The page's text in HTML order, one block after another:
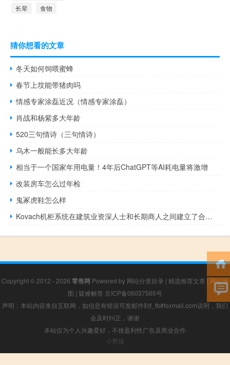
长辈 食物
猜你想看的文章
冬天如何饲喂蜜蜂
春节上坟能带猪肉吗
情感专家涂磊近况（情感专家涂磊）
肖战和杨紫多大年龄
520三句情诗（三句情诗）
乌木一般能长多大年龄
相当于一个国家年用电量！4年后ChatGPT等AI耗电量将激增
改装房车怎么过年检
鬼冢虎鞋怎么样
Kovach机柜系统在建筑业资深人士和长期商人之间建立了合作关系
Copyright © 2012 - 2026 零售网 Powered by 网站分类目录 | 精选推荐文章 | 网站地
图 | 疑难解答 京ICP备06037565号
声明：本站内容来自互联网，如信息有错误可发邮件到f_fb#foxmail.com说明，我们
会及时纠正，谢谢
本站仅为个人兴趣爱好，不接盈利性广告及商业合作
小男孩